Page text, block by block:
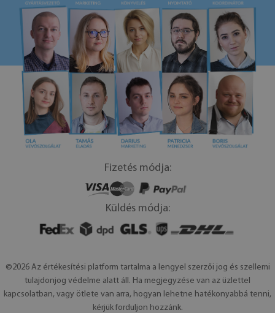
Fizetés módja:
Küldés módja:
©2026 Az értékesítési platform tartalma a lengyel szerzői jog és szellemi
tulajdonjog védelme alatt áll. Ha megjegyzése van az üzlettel
kapcsolatban, vagy ötlete van arra, hogyan lehetne hatékonyabbá tenni,
kérjük forduljon hozzánk.